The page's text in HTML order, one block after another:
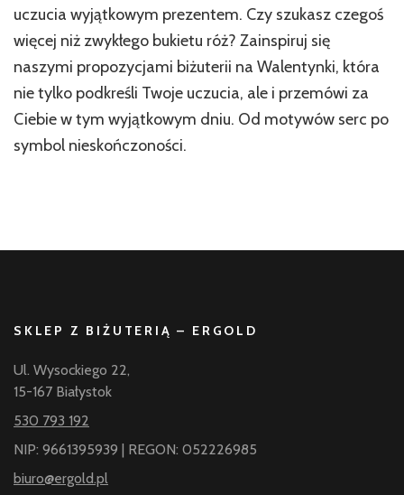
uczucia wyjątkowym prezentem. Czy szukasz czegoś
więcej niż zwykłego bukietu róż? Zainspiruj się
naszymi propozycjami biżuterii na Walentynki, która
nie tylko podkreśli Twoje uczucia, ale i przemówi za
Ciebie w tym wyjątkowym dniu. Od motywów serc po
symbol nieskończoności.
SKLEP Z BIŻUTERIĄ – ERGOLD
Ul. Wysockiego 22,
15-167 Białystok
530 793 192
NIP: 9661395939 | REGON: 052226985
biuro@ergold.pl